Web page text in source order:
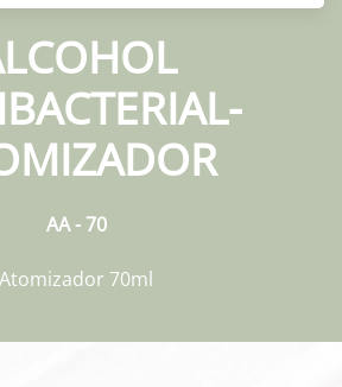
AA - 70
Atomizador 70ml